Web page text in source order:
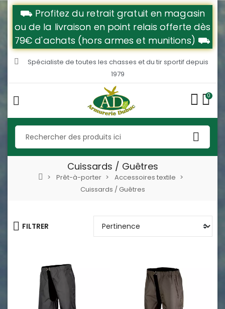
⛟ Profitez du retrait gratuit en magasin
ou de la livraison en point relais offerte dès
79€ d'achats (hors armes et munitions) ⛟
Spécialiste de toutes les chasses et du tir sportif depuis
1979
0
Cuissards / Guêtres
Prêt-à-porter
Accessoires textile
Cuissards / Guêtres
FILTRER